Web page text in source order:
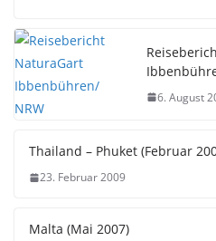
6. August
Thailand – Phuket (Februar
23. Februar 2009
Malta (Mai 2007)